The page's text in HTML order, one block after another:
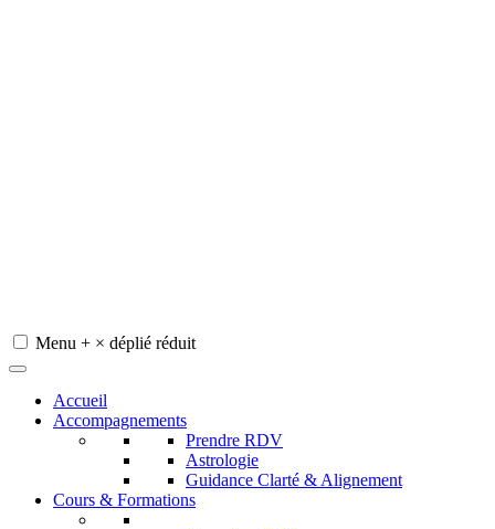
Menu + × déplié réduit
Accueil
Accompagnements
Prendre RDV
Astrologie
Guidance Clarté & Alignement
Cours & Formations